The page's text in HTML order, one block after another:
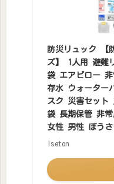
防災リュック 【
ズ】 1人用 避難
袋 エアピロー
存水 ウォーター
スク 災害セット
袋 長期保管 非
女性 男性 ぼうさ
Iseton